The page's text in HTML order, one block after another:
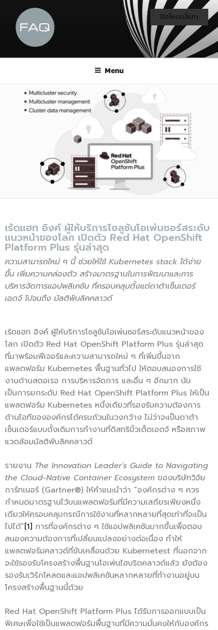
Menu
เร้ดแฮท อิงค์ ผู้ให้บริการโซลูชันโอเพ่นซอร์สระดับ
แนวหน้าของโลก เปิดตัว Red Hat OpenShift
Platform Plus รุ่นล่าสุด
ความสามารถใหม่ ๆ นี้ ช่วยให้ใช้Kubernetes stack ได้ง่าย
ขึ้น เพิ่มความคล่องตัว สร้างมาตรฐานในการพัฒนาและการ
บริหารจัดการแอปพลิเคชัน ที่ครอบคลุมตั้งแต่ดาต้าเซ็นเตอร์
เอดจ์ ไปจนถึง มัลติพับลิคคลาวด์
เร้ดแฮท อิงค์ ผู้ให้บริการโซลูชันโอเพ่นซอร์สระดับแนวหน้าของ
โลก เปิดตัว Red Hat OpenShift Platform Plus รุ่นล่าสุด
ที่มาพร้อมฟีเจอร์และความสามารถใหม่ ๆ ที่เพิ่มขึ้นจาก
แพลตฟอร์ม Kubernetes พื้นฐานทั่วไป ให้ตอบสนองการใช้
งานด้านสตอเรจ การบริหารจัดการ และอื่น ๆ อีกมาก นับ
เป็นการยกระดับ Red Hat OpenShift Platform Plus ให้เป็น
แพลตฟอร์ม Kubernetes หนึ่งเดียวที่รองรับความต้องการ
ด้านไอทีขององค์กรได้ครบถ้วนในวงกว้าง ไม่ว่าจะเป็นดาต้า
เซ็นเตอร์แบบดั้งเดิมการทำงานที่ดิสทริบิ้วเต็ดเอดจ์ หรือสภาพ
แวดล้อมมัลติพับลิคคลาวด์
รายงาน The Innovation Leader’s Guide to Navigating
the Cloud-Native Container Ecosystem ของบริษัทวิจัย
การ์ทเนอร์ (Gartner®) ให้คำแนะนำว่า “องค์กรต่าง ๆ ควร
กำหนดมาตรฐานไว้บนแพลตฟอร์มที่มีความเสถียรเพียงหนึ่ง
เดียวให้ครอบคลุมกรณีการใช้งานที่หลากหลายที่สุดเท่าที่จะเป็น
ไปได้”[1] การที่องค์กรต่าง ๆ ใช้แอปพลิเคชันมากขึ้นเพื่อตอบ
สนองความต้องการที่เปลี่ยนแปลงอย่างต่อเนื่อง ทำให้
แพลตฟอร์มคลาวด์ที่ขับเคลื่อนด้วย Kubernetest ที่นอกจาก
จะใช้รองรับโครงสร้างพื้นฐานโอเพ่นไฮบริดคลาวด์แล้ว ยังต้อง
รองรับเวิร์กโหลดและแอปพลิเคชันหลากหลายที่ทำงานอยู่บน
โครงสร้างพื้นฐานนี้ด้วย
Red Hat OpenShift Platform Plus ได้รับการออกแบบเป็น
พิเศษเพื่อใช้เป็นแพลตฟอร์มพื้นฐานที่มีความมั่นคงให้กับองค์กร
ปิดโหมดสีเทา